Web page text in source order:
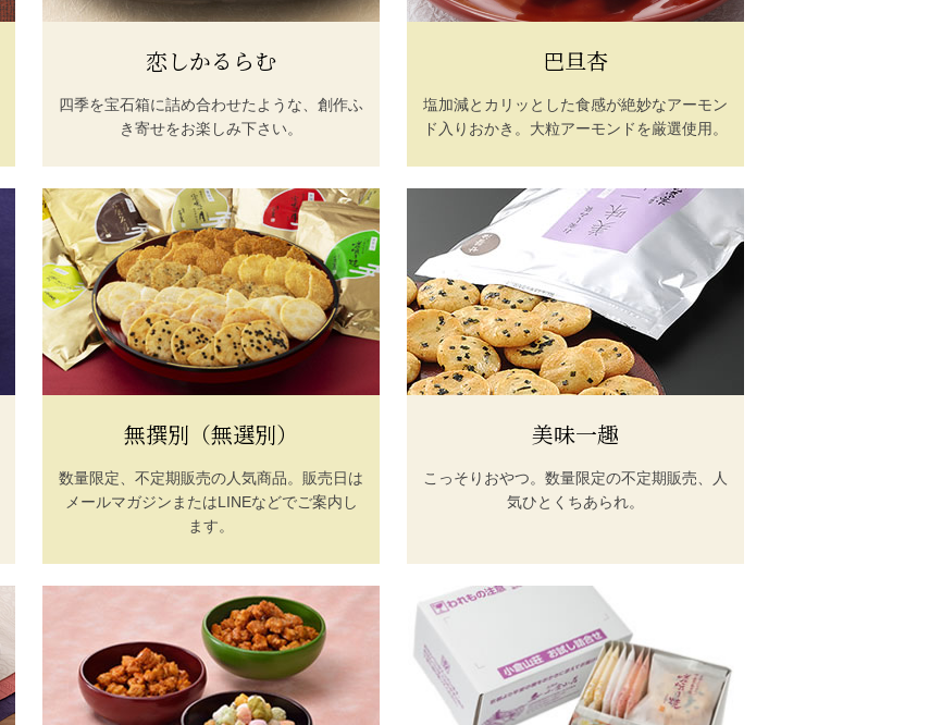
恋しかるらむ
四季を宝石箱に詰め合わせたような、創作ふ
き寄せをお楽しみ下さい。
巴旦杏
塩加減とカリッとした食感が絶妙なアーモン
ド入りおかき。大粒アーモンドを厳選使用。
無撰別（無選別）
数量限定、不定期販売の人気商品。販売日は
メールマガジンまたはLINEなどでご案内し
ます。
美味一趣
こっそりおやつ。数量限定の不定期販売、人
気ひとくちあられ。